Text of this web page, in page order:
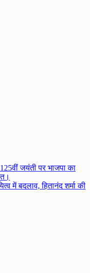
जयंती पर भाजपा का
में बदलाव, हितानंद शर्मा की